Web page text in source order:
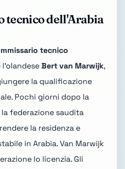
tecnico dell'Arabia
tecnico
l'olandeseBert van Marwijk,
la qualificazione
Pochi giorni dopo la
federazione saudita
la residenza e
in Arabia. Van Marwijk
lo licenzia. Gli